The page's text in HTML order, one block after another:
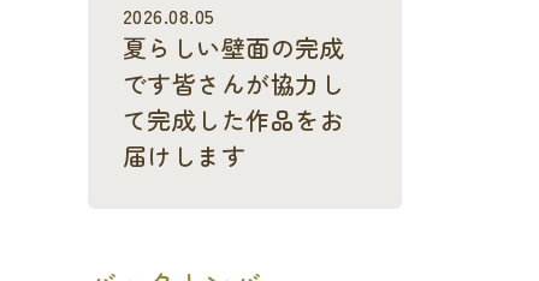
2026.08.05
夏らしい壁面の完成
です皆さんが協力し
て完成した作品をお
届けします